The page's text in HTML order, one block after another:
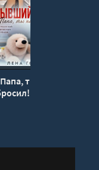
Папа, ты нас
- Лена